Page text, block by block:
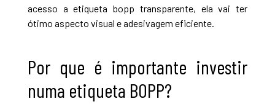
acesso a etiqueta bopp transparente, ela vai ter
ótimo aspecto visual e adesivagem eficiente.
Por que é importante investir
numa etiqueta BOPP?